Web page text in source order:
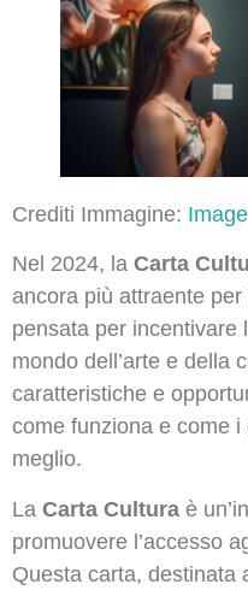
Crediti Immagine:
Nel 2024, la Carta
ancora più attraente
pensata per incentivare
mondo dell’arte e della
caratteristiche e
come funziona e come i
meglio.
La Carta Cultura è
promuovere l’accesso
Questa carta, destinata